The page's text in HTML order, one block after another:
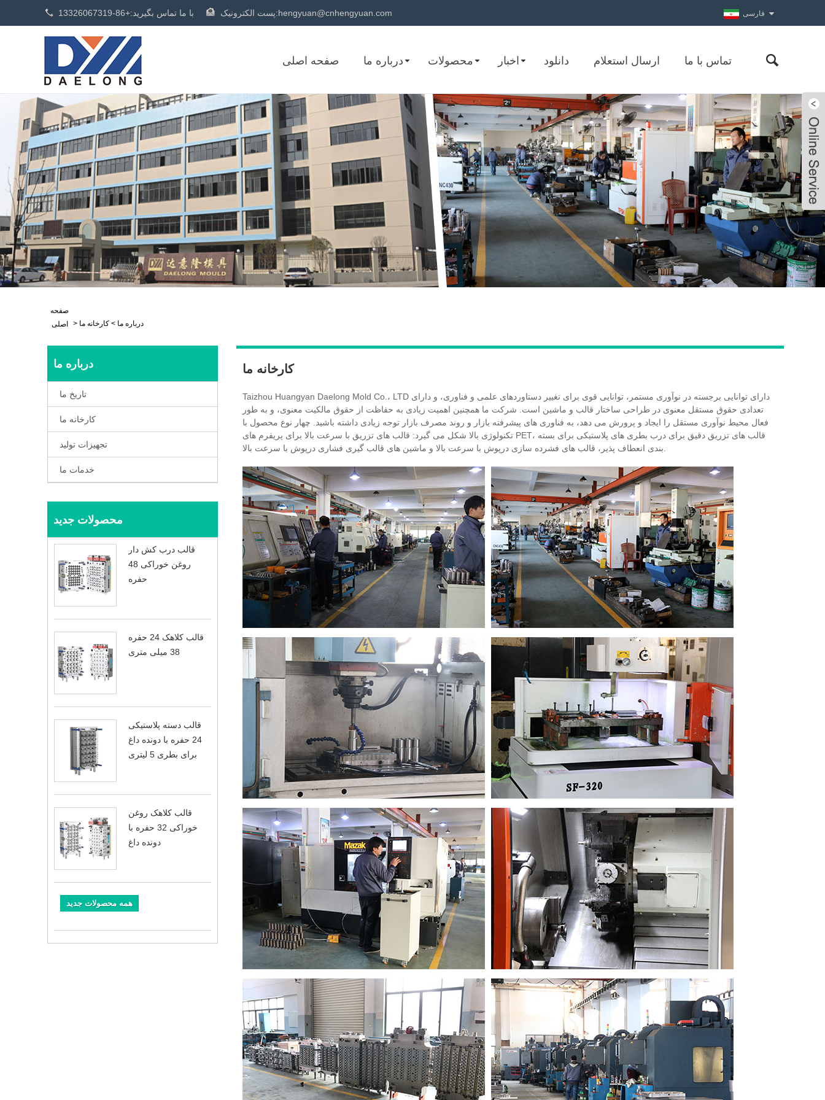
با ما تماس بگیرید:+86-13326067319 پست الکترونیک:hengyuan@cnhengyuan.com فارسی
صفحه اصلی درباره ما محصولات اخبار دانلود ارسال استعلام تماس با ما
صفحه
اصلی
> درباره ما > کارخانه ما
درباره ما
تاریخ ما
کارخانه ما
تجهیزات تولید
خدمات ما
محصولات جدید
قالب درب کش دار
روغن خوراکی 48
حفره
قالب کلاهک 24 حفره
38 میلی متری
قالب دسته پلاستیکی
24 حفره با دونده داغ
برای بطری 5 لیتری
قالب کلاهک روغن
خوراکی 32 حفره با
دونده داغ
همه محصولات جدید
کارخانه ما
Taizhou Huangyan Daelong Mold Co.، LTD دارای توانایی برجسته در نوآوری مستمر، توانایی قوی برای تغییر دستاوردهای علمی و فناوری، و دارای
تعدادی حقوق مستقل معنوی در طراحی ساختار قالب و ماشین است. شرکت ما همچنین اهمیت زیادی به حفاظت از حقوق مالکیت معنوی، و به طور
فعال محیط نوآوری مستقل را ایجاد و پرورش می دهد، به فناوری های پیشرفته بازار و روند مصرف بازار توجه زیادی داشته باشید. چهار نوع محصول با
تکنولوژی بالا شکل می گیرد: قالب های تزریق با سرعت بالا برای پریفرم های PET، قالب های تزریق دقیق برای درب بطری های پلاستیکی برای بسته